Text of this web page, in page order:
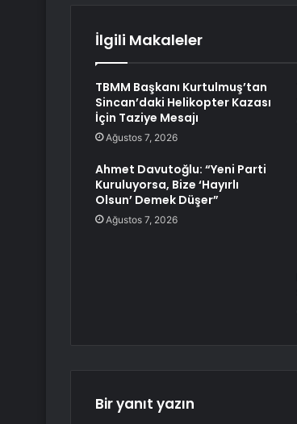
İlgili Makaleler
TBMM Başkanı Kurtulmuş’tan
Sincan’daki Helikopter Kazası
İçin Taziye Mesajı
Ağustos 7, 2026
Ahmet Davutoğlu: “Yeni Parti
Kuruluyorsa, Bize ‘Hayırlı
Olsun’ Demek Düşer”
Ağustos 7, 2026
Bir yanıt yazın